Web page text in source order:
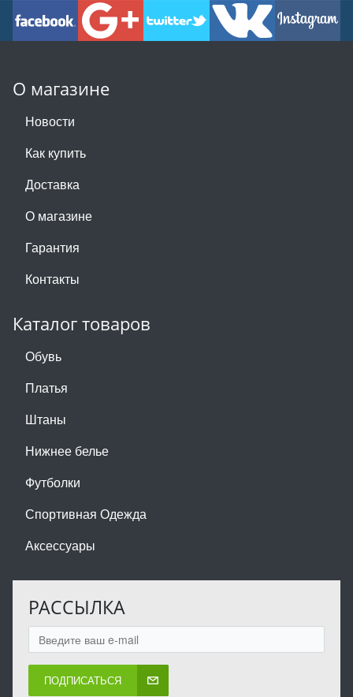
О магазине
Новости
Как купить
Доставка
О магазине
Гарантия
Контакты
Каталог товаров
Обувь
Платья
Штаны
Нижнее белье
Футболки
Спортивная Одежда
Аксессуары
РАССЫЛКА
ПОДПИСАТЬСЯ